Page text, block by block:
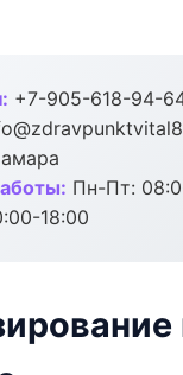
+7-905-618-94-
Пн-Пт:
18:00